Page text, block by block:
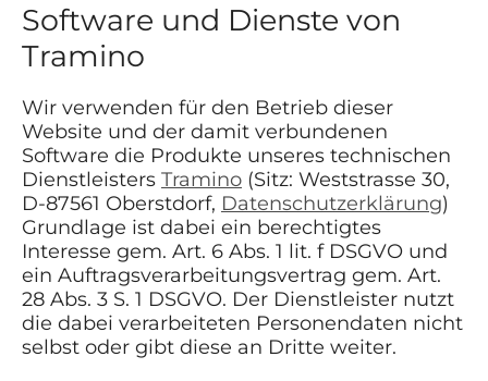
Software und Dienste von
Tramino
Wir verwenden für den Betrieb dieser
Website und der damit verbundenen
Software die Produkte unseres technischen
Dienstleisters Tramino (Sitz: Weststrasse 30,
D-87561 Oberstdorf, Datenschutzerklärung)
Grundlage ist dabei ein berechtigtes
Interesse gem. Art. 6 Abs. 1 lit. f DSGVO und
ein Auftragsverarbeitungsvertrag gem. Art.
28 Abs. 3 S. 1 DSGVO. Der Dienstleister nutzt
die dabei verarbeiteten Personendaten nicht
selbst oder gibt diese an Dritte weiter.